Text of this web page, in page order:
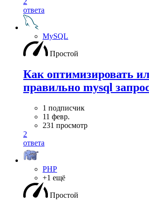
ответа
MySQL
Простой
Как оптимизировать
правильно mysql
1 подписчик
11 февр.
231 просмотр
2
ответа
PHP
+1 ещё
Простой